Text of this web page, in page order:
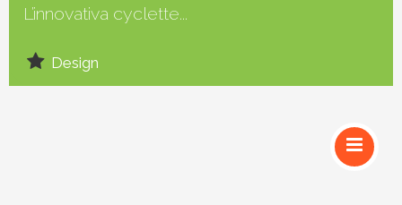
L’innovativa cyclette...
Design